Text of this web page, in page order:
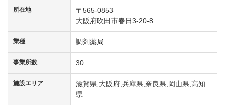
所在地
〒565-0853
大阪府吹田市春日3-20-8
業種 調剤薬局
事業所数 30
施設エリア
滋賀県,大阪府,兵庫県,奈良県,岡山県,高知
県